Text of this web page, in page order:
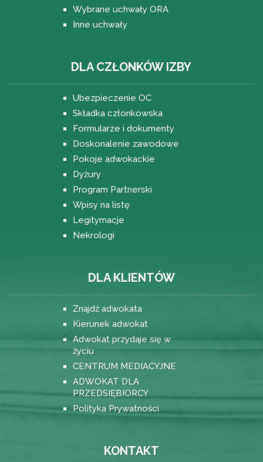
Wybrane uchwały ORA
Inne uchwały
DLA CZŁONKÓW IZBY
Ubezpieczenie OC
Składka członkowska
Formularze i dokumenty
Doskonalenie zawodowe
Pokoje adwokackie
Dyżury
Program Partnerski
Wpisy na listę
Legitymacje
Nekrologi
DLA KLIENTÓW
Znajdź adwokata
Kierunek adwokat
Adwokat przydaje się w
życiu
CENTRUM MEDIACYJNE
ADWOKAT DLA
PRZEDSIĘBIORCY
Polityka Prywatności
KONTAKT